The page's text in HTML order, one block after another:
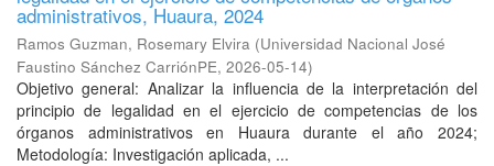
administrativos, Huaura, 2024
Ramos Guzman, Rosemary Elvira (Universidad Nacional José
Faustino Sánchez CarriónPE, 2026-05-14)
Objetivo general: Analizar la influencia de la interpretación del
principio de legalidad en el ejercicio de competencias de los
órganos administrativos en Huaura durante el año 2024;
Metodología: Investigación aplicada, ...